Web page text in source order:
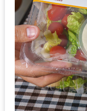
เด็ด
สำหรับ
คุณ
แม่
ที่รัก
2560
สบาย